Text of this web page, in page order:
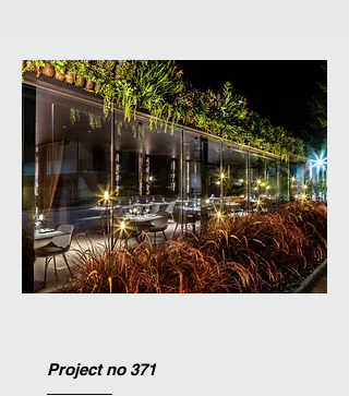
Project no 371